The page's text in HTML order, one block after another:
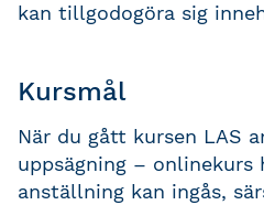
kan tillgodogöra sig
Kursmål
När du gått kursen LAS
uppsägning –
anställning kan ingås,